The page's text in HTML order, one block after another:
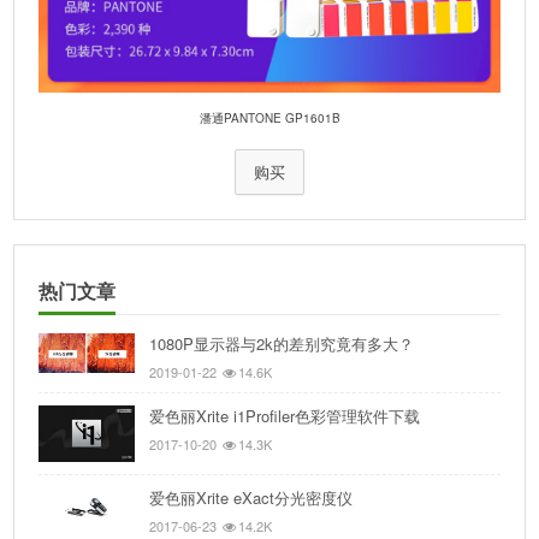
潘通PANTONE GP1601B
购买
热门文章
1080P显示器与2k的差别究竟有多大？
2019-01-22 14.6K
爱色丽Xrite i1Profiler色彩管理软件下载
2017-10-20 14.3K
爱色丽Xrite eXact分光密度仪
2017-06-23 14.2K